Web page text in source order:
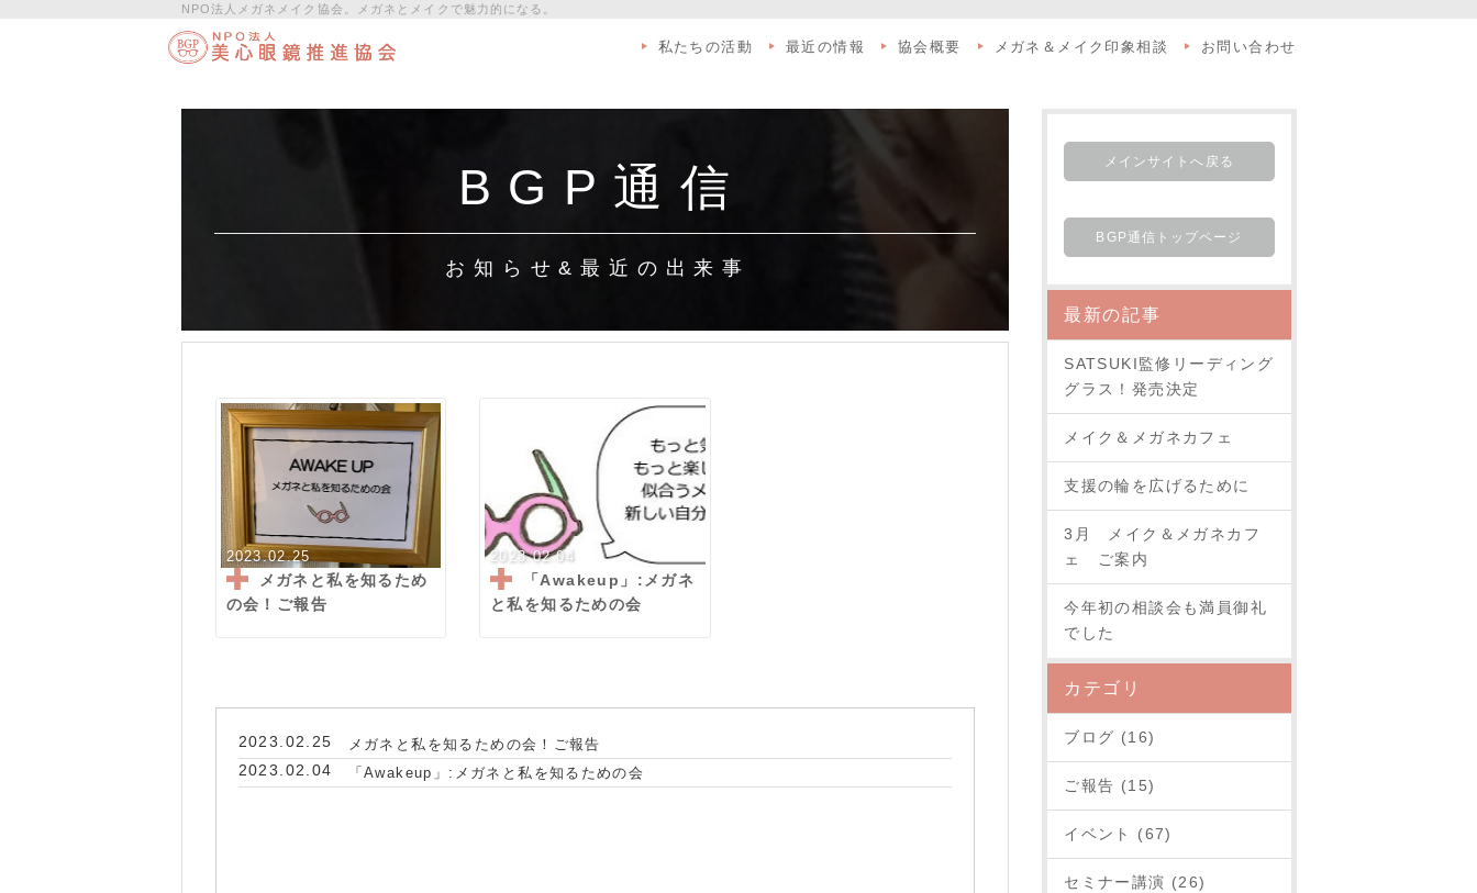
NPO法人メガネメイク協会。メガネとメイクで魅力的になる。
私たちの活動 最近の情報 協会概要 メガネ＆メイク印象相談 お問い合わせ
B G P 通 信
お 知 ら せ & 最 近 の 出 来 事
2023.02.25
メガネと私を知るため
の会！ご報告
2023.02.04
「Awakeup」:メガネ
と私を知るための会
2023.02.25 メガネと私を知るための会！ご報告
2023.02.04 「Awakeup」:メガネと私を知るための会
メインサイトへ戻る
BGP通信トップページ
最新の記事
SATSUKI監修リーディング
グラス！発売決定
メイク＆メガネカフェ
支援の輪を広げるために
3月 メイク＆メガネカフ
ェ ご案内
今年初の相談会も満員御礼
でした
カテゴリ
ブログ (16)
ご報告 (15)
イベント (67)
セミナー講演 (26)